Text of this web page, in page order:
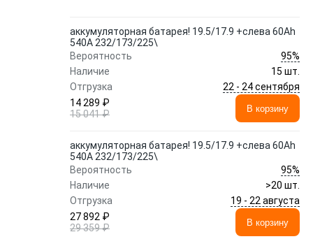
аккумуляторная батарея! 19.5/17.9 +слева 60Ah
540A 232/173/225\
Вероятность
95%
Наличие
15 шт.
Отгрузка
22 - 24 сентября
14 289 ₽
15 041 ₽
В корзину
аккумуляторная батарея! 19.5/17.9 +слева 60Ah
540A 232/173/225\
Вероятность
95%
Наличие
>20 шт.
Отгрузка
19 - 22 августа
27 892 ₽
29 359 ₽
В корзину